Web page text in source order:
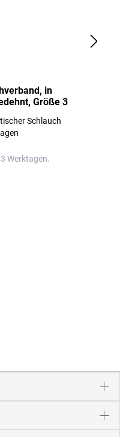
in
Größe 3
Schlauch
Werktagen.